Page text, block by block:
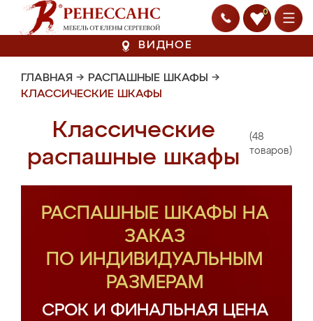
0
ВИДНОЕ
ГЛАВНАЯ → РАСПАШНЫЕ ШКАФЫ →
КЛАССИЧЕСКИЕ ШКАФЫ
Классические
распашные шкафы
(48
товаров)
РАСПАШНЫЕ ШКАФЫ НА
ЗАКАЗ
ПО ИНДИВИДУАЛЬНЫМ
РАЗМЕРАМ
СРОК И ФИНАЛЬНАЯ ЦЕНА